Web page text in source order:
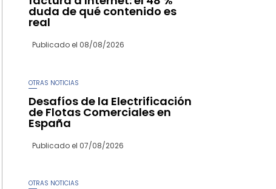
duda de qué contenido es
real
Publicado el 08/08/2026
OTRAS NOTICIAS
Desafíos de la Electrificación
de Flotas Comerciales en
España
Publicado el 07/08/2026
OTRAS NOTICIAS